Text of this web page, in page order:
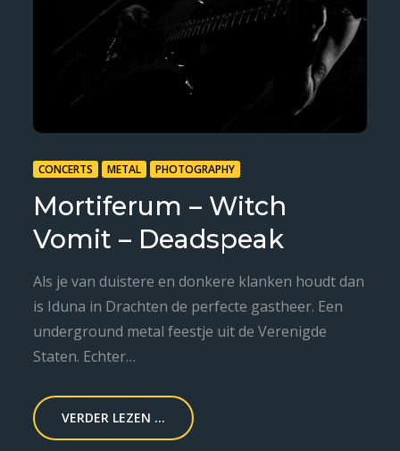
CONCERTS METAL PHOTOGRAPHY
Mortiferum – Witch
Vomit – Deadspeak
Als je van duistere en donkere klanken houdt dan
is Iduna in Drachten de perfecte gastheer. Een
underground metal feestje uit de Verenigde
Staten. Echter…
VERDER LEZEN ...